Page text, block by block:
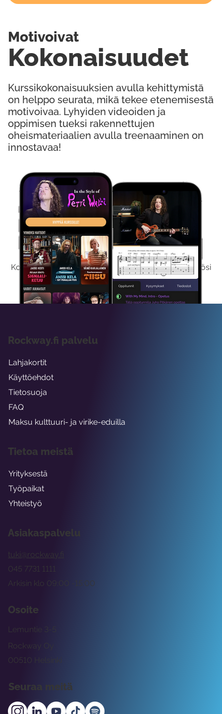
Kokeile Ilmaiseksi
Kokeilemalla ilmaiseksi saat koko sisältömme käyttöösi
viikon ajaksi.
Kurssikokonaisuuksien avulla kehittymistä
on helppo seurata, mikä tekee etenemisestä
motivoivaa. Lyhyiden videoiden ja
oppimisen tueksi rakennettujen
oheismateriaalien avulla treenaaminen on
innostavaa!
Kokonaisuudet
Motivoivat
Asiakaspalvelu
tuki@rockway.fi
Arkisin klo 09:00 -15:00
045 7731 1111
Osoite
Rockway Oy
Lemuntie 3-5
00510 Helsinki
Seuraa meitä
Rockway.fi palvelu
Lahjakortit
Käyttöehdot
Tietosuoja
FAQ
Maksu kulttuuri- ja virike-eduilla
Tietoa meistä
Yrityksestä
Työpaikat
Yhteistyö